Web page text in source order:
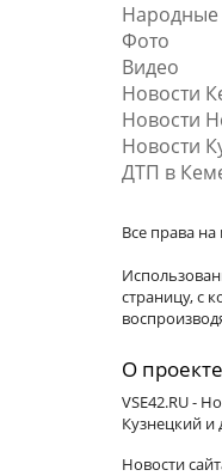
Народные
Фото
Видео
Новости
Новости
Новости
ДТП в
Все права
страницу, с
О
VSE42.RU -
Кузнецкий
Новости